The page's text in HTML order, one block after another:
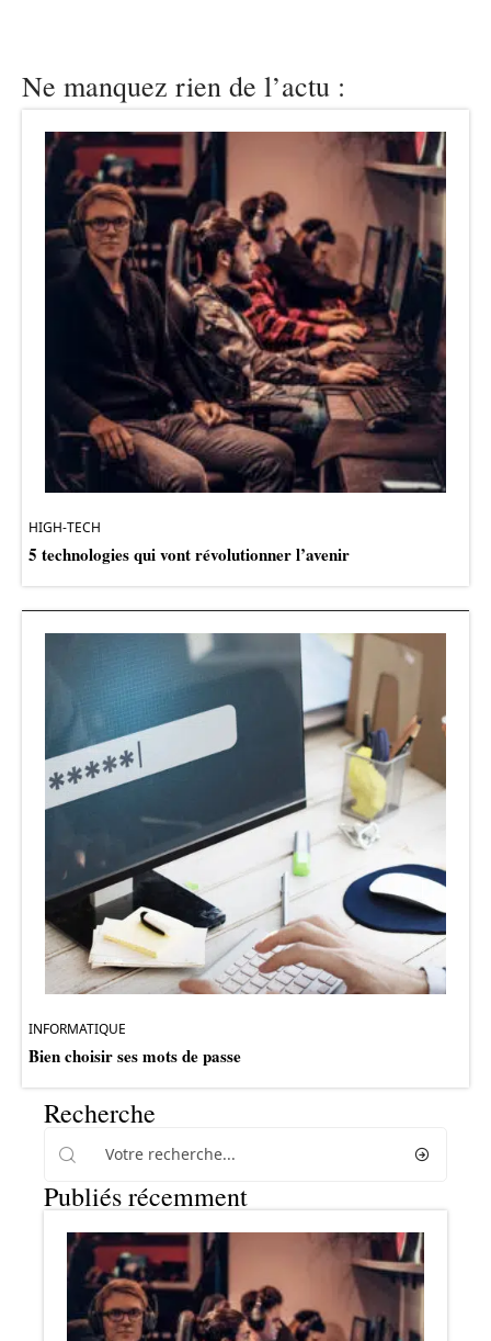
Ne manquez rien de l’actu :
HIGH-TECH
5 technologies qui vont révolutionner l’avenir
INFORMATIQUE
Bien choisir ses mots de passe
Recherche
Publiés récemment